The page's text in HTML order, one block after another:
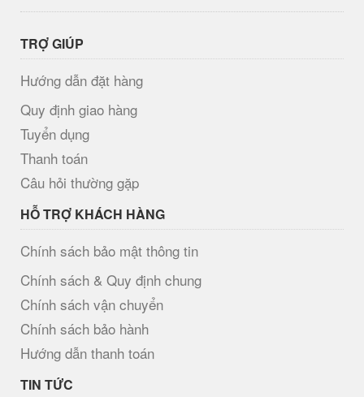
TRỢ GIÚP
Hướng dẫn đặt hàng
Quy định giao hàng
Tuyển dụng
Thanh toán
Câu hỏi thường gặp
HỖ TRỢ KHÁCH HÀNG
Chính sách bảo mật thông tin
Chính sách & Quy định chung
Chính sách vận chuyển
Chính sách bảo hành
Hướng dẫn thanh toán
TIN TỨC